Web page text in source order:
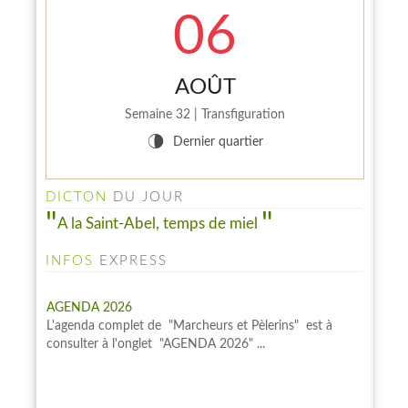
06
AOÛT
Semaine 32 | Transfiguration
U Dernier quartier
DICTON DU JOUR
A la Saint-Abel, temps de miel
INFOS EXPRESS
L'agenda complet de "Marcheurs et Pèlerins" est à
consulter à l'onglet "AGENDA 2026" ...